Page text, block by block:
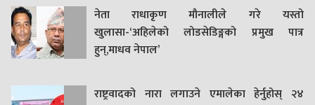
नेता राधाकृण मौनालीले गरे यस्तो
खुलासा-‘अहिलेको लोडसेडिङ्गको प्रमुख पात्र
हुन्,माधव नेपाल’
राष्ट्रवादको नारा लगाउने एमालेका हेर्नुहोस् २४